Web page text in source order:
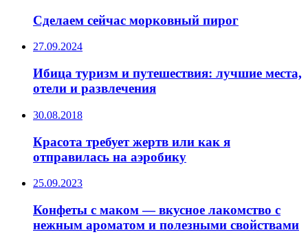
Сделаем сейчас морковный пирог
27.09.2024
Ибица туризм и путешествия: лучшие места,
отели и развлечения
30.08.2018
Красота требует жертв или как я
отправилась на аэробику
25.09.2023
Конфеты с маком — вкусное лакомство с
нежным ароматом и полезными свойствами